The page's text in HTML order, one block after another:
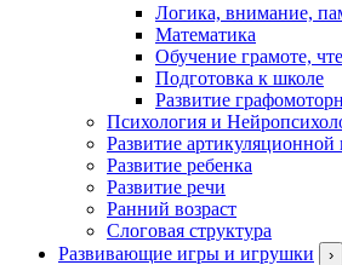
Логика, внимание,
Математика
Обучение грамоте,
Подготовка к школе
Развитие
Психология и
Развитие
Развитие ребенка
Развитие речи
Ранний возраст
Слоговая структура
Развивающие игры и игрушки
›